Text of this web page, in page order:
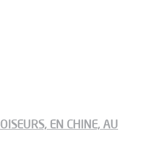
EN CHINE, AU